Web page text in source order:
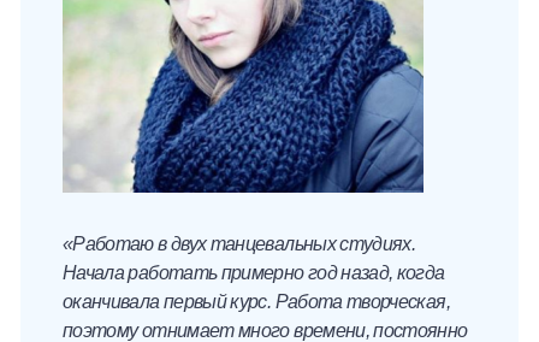
«Работаю в двух танцевальных студиях.
Начала работать примерно год назад, когда
оканчивала первый курс. Работа творческая,
поэтому отнимает много времени, постоянно